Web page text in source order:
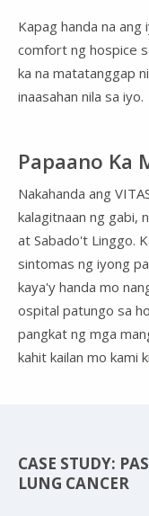
Kapag handa na
comfort ng hospice
ka na matatanggap
inaasahan nila sa iyo.
Papaano Ka
Nakahanda ang
kalagitnaan ng gabi,
at Sabado't Linggo.
sintomas ng iyong
kaya'y handa mo
ospital patungo sa
pangkat ng mga
kahit kailan mo kami
CASE STUDY:
LUNG CANCER